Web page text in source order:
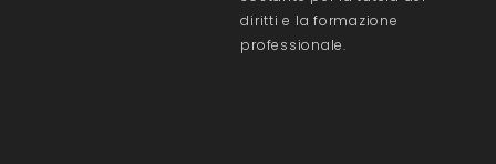
diritti e la formazione
professionale.